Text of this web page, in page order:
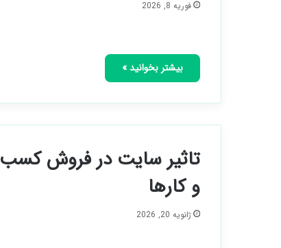
فوریه 8, 2026
بیشتر بخوانید »
تاثیر سایت در فروش کسب‌
و کارها
ژانویه 20, 2026